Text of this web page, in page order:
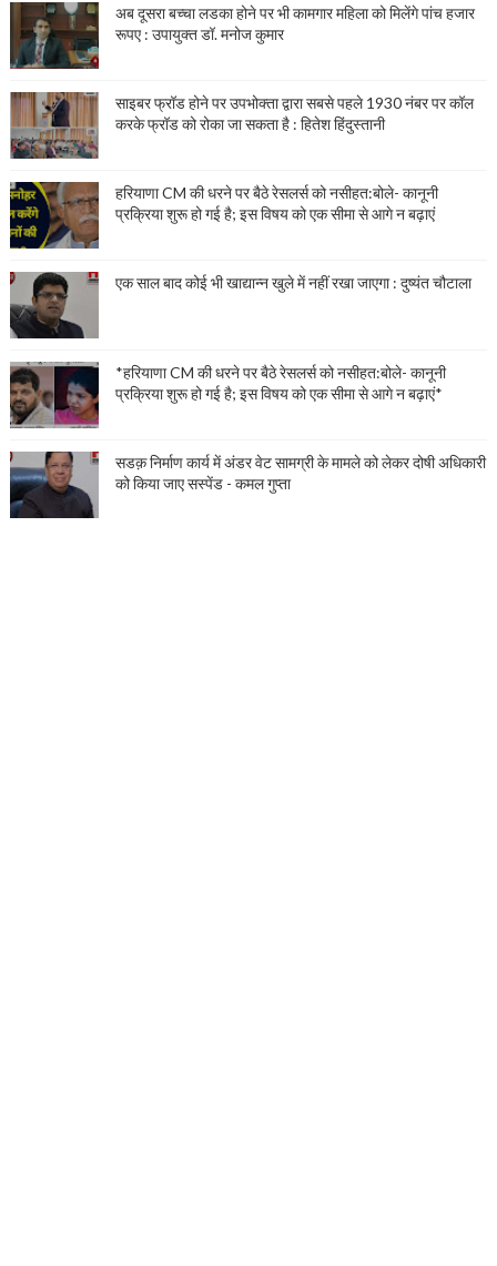
अब दूसरा बच्चा लडका होने पर भी कामगार महिला को मिलेंगे पांच हजार
रूपए : उपायुक्त डॉ. मनोज कुमार
साइबर फ्रॉड होने पर उपभोक्ता द्वारा सबसे पहले 1930 नंबर पर कॉल
करके फ्रॉड को रोका जा सकता है : हितेश हिंदुस्तानी
हरियाणा CM की धरने पर बैठे रेसलर्स को नसीहत:बोले- कानूनी
प्रक्रिया शुरू हो गई है; इस विषय को एक सीमा से आगे न बढ़ाएं
एक साल बाद कोई भी खाद्यान्न खुले में नहीं रखा जाएगा : दुष्यंत चौटाला
*हरियाणा CM की धरने पर बैठे रेसलर्स को नसीहत:बोले- कानूनी
प्रक्रिया शुरू हो गई है; इस विषय को एक सीमा से आगे न बढ़ाएं*
सडक़ निर्माण कार्य में अंडर वेट सामग्री के मामले को लेकर दोषी अधिकारी
को किया जाए सस्पेंड - कमल गुप्ता